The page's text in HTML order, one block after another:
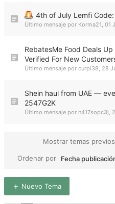
4th of July Lemfi
Último mensaje por Korma21, 01
RebatesMe Food Deals
Verified For New
Último mensaje por curpi38, 28
Shein haul from UAE —
2547G2K
Último mensaje por n417sopc3j,
Mostrar temas
Ordenar por
Fecha
Nuevo Tema